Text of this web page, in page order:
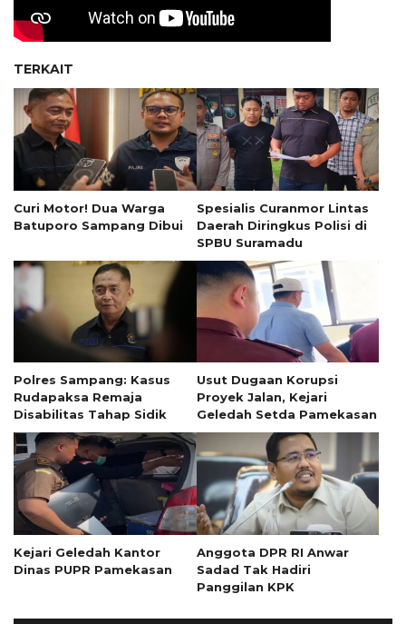
TERKAIT
Curi Motor! Dua Warga
Batuporo Sampang Dibui
Spesialis Curanmor Lintas
Daerah Diringkus Polisi di
SPBU Suramadu
Polres Sampang: Kasus
Rudapaksa Remaja
Disabilitas Tahap Sidik
Usut Dugaan Korupsi
Proyek Jalan, Kejari
Geledah Setda Pamekasan
Kejari Geledah Kantor
Dinas PUPR Pamekasan
Anggota DPR RI Anwar
Sadad Tak Hadiri
Panggilan KPK